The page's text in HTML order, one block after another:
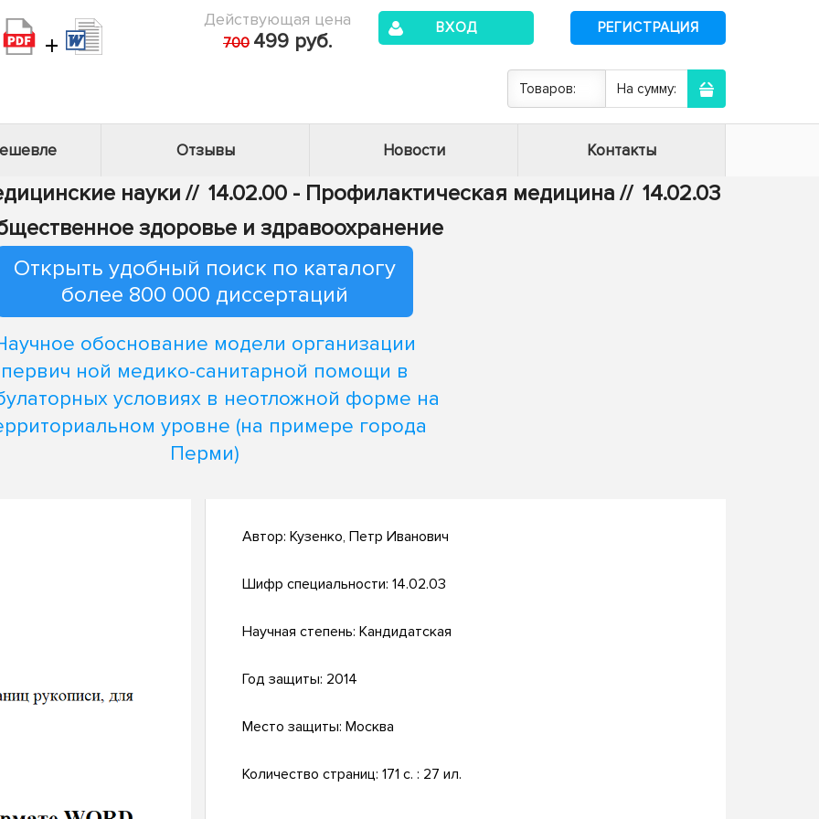
+
Действующая цена
700 499 руб.
ВХОД РЕГИСТРАЦИЯ
Товаров: На сумму:
Отзывы Новости Контакты
науки // 14.02.00 - Профилактическая медицина // 14.02.03
здоровье и здравоохранение
Открыть удобный поиск по каталогу
более 800 000 диссертаций
обоснование модели организации
первич ной медико-санитарной помощи в
условиях в неотложной форме на
уровне (на примере города
Перми)
Автор: Кузенко, Петр Иванович
Шифр специальности: 14.02.03
Научная степень: Кандидатская
Год защиты: 2014
Место защиты: Москва
Количество страниц: 171 с. : 27 ил.